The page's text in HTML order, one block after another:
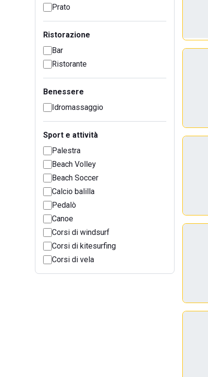
Prato
Ristorazione
Bar
Ristorante
Benessere
Idromassaggio
Sport e attività
Palestra
Beach Volley
Beach Soccer
Calcio balilla
Pedalò
Canoe
Corsi di windsurf
Corsi di kitesurfing
Corsi di vela